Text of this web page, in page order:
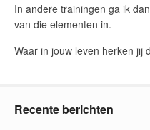
In andere trainingen ga ik
van die elementen in.
Waar in jouw leven herken jij
Recente berichten